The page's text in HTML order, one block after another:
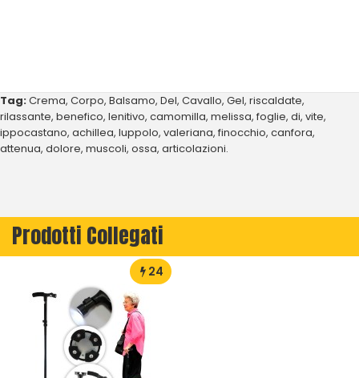
Tag:Crema, Corpo, Balsamo, Del, Cavallo, Gel, riscaldate,
rilassante, benefico, lenitivo, camomilla, melissa, foglie, di, vite,
ippocastano, achillea, luppolo, valeriana, finocchio, canfora,
attenua, dolore, muscoli, ossa, articolazioni.
Prodotti Collegati
24